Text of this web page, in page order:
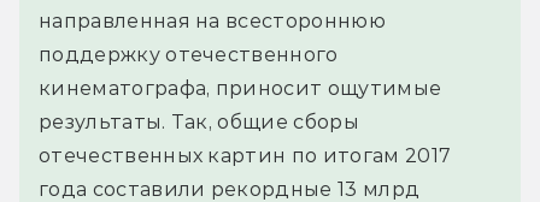
направленная на всестороннюю
поддержку отечественного
кинематографа, приносит ощутимые
результаты. Так, общие сборы
отечественных картин по итогам 2017
года составили рекордные 13 млрд